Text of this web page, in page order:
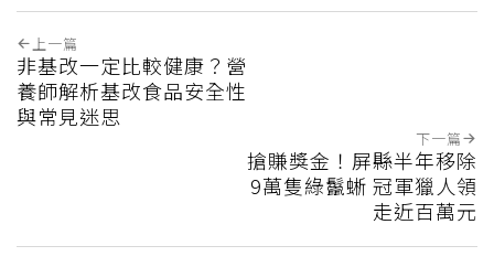
上一篇
非基改一定比較健康？營
養師解析基改食品安全性
與常見迷思
下一篇
搶賺獎金！屏縣半年移除
9萬隻綠鬣蜥 冠軍獵人領
走近百萬元